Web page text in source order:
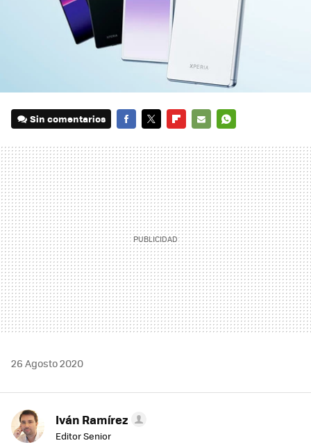
Sin comentarios
MAIL
26 Agosto 2020
Iván Ramírez
Editor Senior